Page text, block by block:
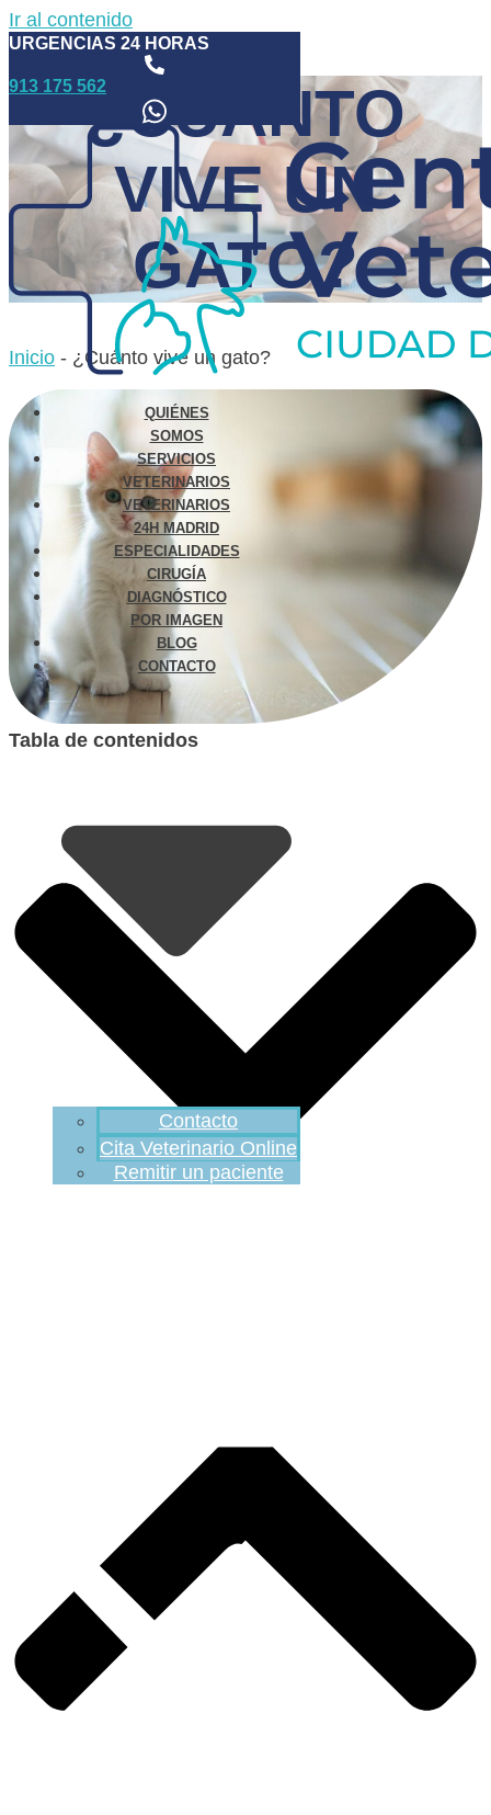
Ir al contenido
URGENCIAS 24 HORAS
913 175 562
QUIÉNES
SOMOS
SERVICIOS
VETERINARIOS
VETERINARIOS
24H MADRID
ESPECIALIDADES
CIRUGÍA
DIAGNÓSTICO
POR IMAGEN
BLOG
CONTACTO
Contacto
Cita Veterinario Online
Remitir un paciente
¿CUÁNTO
VIVE UN
GATO?
Inicio - ¿Cuánto vive un gato?
Tabla de contenidos